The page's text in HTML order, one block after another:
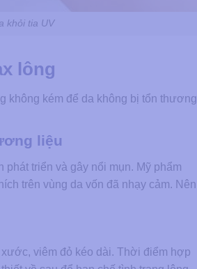
khỏi tia UV
lông
không kém để da không bị tổn thương
liệu
triển và gây nổi mụn. Mỹ phẩm
trên vùng da vốn đã nhạy cảm. Nên
viêm đỏ kéo dài. Thời điểm hợp